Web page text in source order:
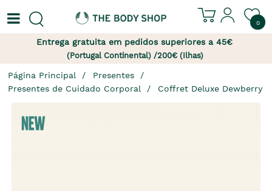
0
Entrega gratuita em pedidos superiores a 45€
(Portugal Continental) /200€ (Ilhas)
Página Principal
Presentes
Presentes de Cuidado Corporal
Coffret Deluxe Dewberry